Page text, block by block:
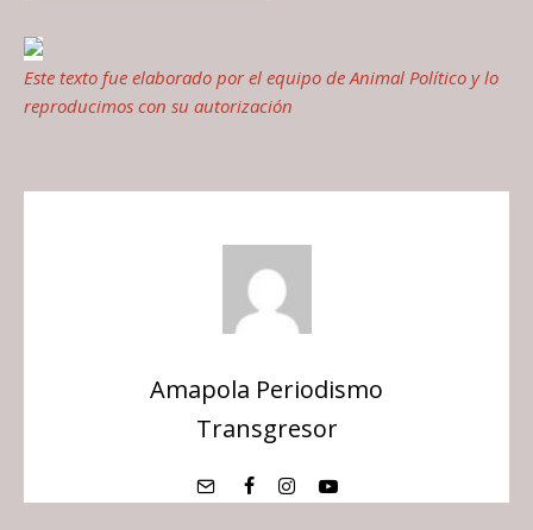
Este texto fue elaborado por el equipo de Animal Político y lo
reproducimos con su autorización
Amapola Periodismo
Transgresor